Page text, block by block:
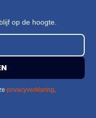
op de hoogte.
privacyverklaring.